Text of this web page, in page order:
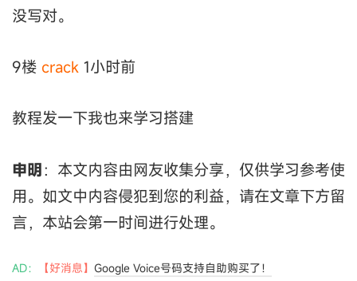
没写对。
9楼 crack 1小时前
教程发一下我也来学习搭建
申明：本文内容由网友收集分享，仅供学习参考使
用。如文中内容侵犯到您的利益，请在文章下方留
言，本站会第一时间进行处理。
AD： 【好消息】 Google Voice号码支持自助购买了！